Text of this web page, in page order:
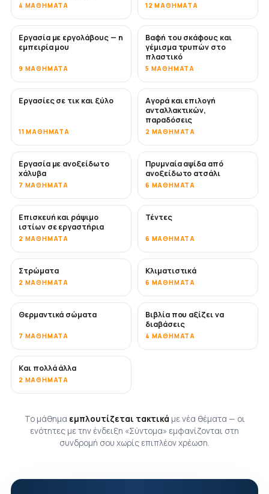
4 ΜΑΘΉΜΑΤΑ 12 ΜΑΘΉΜΑΤΑ
ΣΎΝΤΟΜΑ
Εργασία με εργολάβους — η
εμπειρία μου
9 ΜΑΘΉΜΑΤΑ
ΣΎΝΤΟΜΑ
Βαφή του σκάφους και
γέμισμα τρυπών στο
πλαστικό
5 ΜΑΘΉΜΑΤΑ
Εργασίες σε τικ και ξύλο
11 ΜΑΘΉΜΑΤΑ
ΣΎΝΤΟΜΑ
Αγορά και επιλογή
ανταλλακτικών,
παραδόσεις
2 ΜΑΘΉΜΑΤΑ
ΣΎΝΤΟΜΑ
Εργασία με ανοξείδωτο
χάλυβα
7 ΜΑΘΉΜΑΤΑ
Πρυμναία αψίδα από
ανοξείδωτο ατσάλι
6 ΜΑΘΉΜΑΤΑ
ΣΎΝΤΟΜΑ
Επισκευή και ράψιμο
ιστίων σε εργαστήρια
2 ΜΑΘΉΜΑΤΑ
Τέντες
6 ΜΑΘΉΜΑΤΑ
Στρώματα
2 ΜΑΘΉΜΑΤΑ
ΣΎΝΤΟΜΑ
Κλιματιστικά
6 ΜΑΘΉΜΑΤΑ
ΣΎΝΤΟΜΑ
Θερμαντικά σώματα
7 ΜΑΘΉΜΑΤΑ
ΣΎΝΤΟΜΑ
Βιβλία που αξίζει να
διαβάσεις
4 ΜΑΘΉΜΑΤΑ
ΣΎΝΤΟΜΑ
Και πολλά άλλα
2 ΜΑΘΉΜΑΤΑ
Το μάθημα εμπλουτίζεται τακτικά με νέα θέματα — οι
ενότητες με την ένδειξη «Σύντομα» εμφανίζονται στη
συνδρομή σου χωρίς επιπλέον χρέωση.